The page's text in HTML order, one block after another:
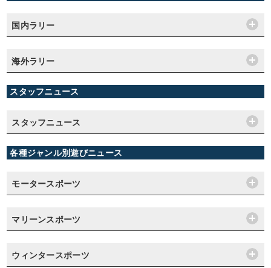
国内ラリー
海外ラリー
スタッフニュース
スタッフニュース
各種ジャンル別遊びニュース
モータースポーツ
マリーンスポーツ
ウィンタースポーツ